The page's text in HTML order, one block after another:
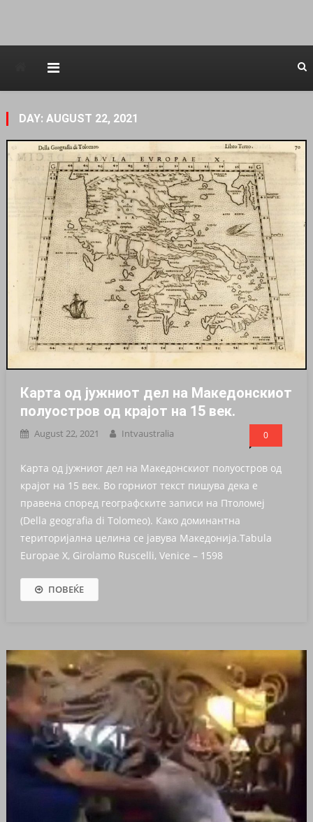
DAY: AUGUST 22, 2021
Карта од јужниот дел на Македонскиот
полуостров од крајот на 15 век.
August 22, 2021 Intvaustralia 0
Карта од јужниот дел на Македонскиот полуостров од
крајот на 15 век. Во горниот текст пишува дека е
правена според географските записи на Птоломеј
(Della geografia di Tolomeo). Како доминантна
територијална целина се јавува Македонија.Tabula
Europae X, Girolamo Ruscelli, Venice – 1598
ПОВЕЌЕ